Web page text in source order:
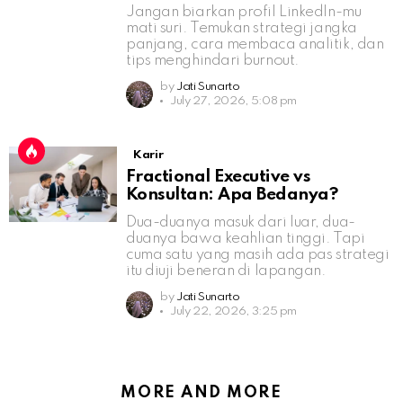
Jangan biarkan profil LinkedIn-mu
mati suri. Temukan strategi jangka
panjang, cara membaca analitik, dan
tips menghindari burnout.
by Jati Sunarto
July 27, 2026, 5:08 pm
Karir
Fractional Executive vs
Konsultan: Apa Bedanya?
Dua-duanya masuk dari luar, dua-
duanya bawa keahlian tinggi. Tapi
cuma satu yang masih ada pas strategi
itu diuji beneran di lapangan.
by Jati Sunarto
July 22, 2026, 3:25 pm
MORE AND MORE